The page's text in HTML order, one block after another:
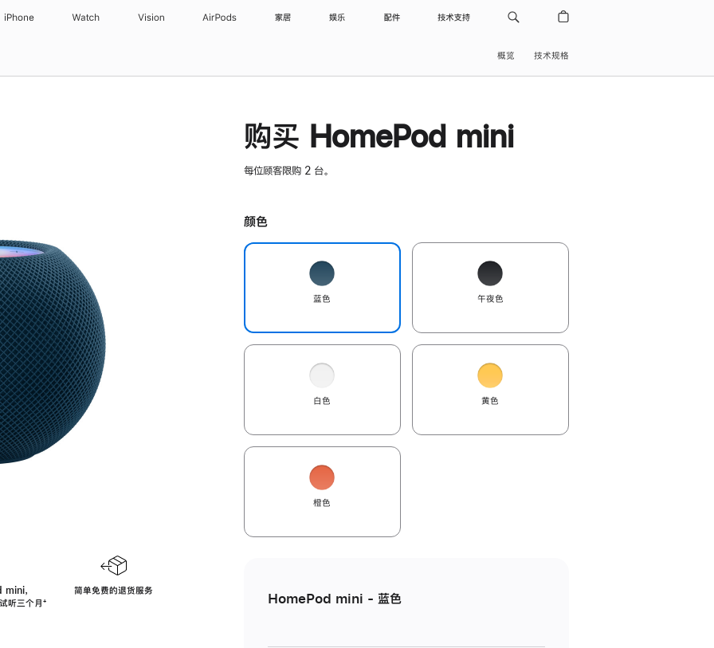
iPhone Watch Vision AirPods 家居 娱乐 配件 技术支持
概览 技术规格
，
听三个月脚
⁺
简单免费的退货服务
购买 HomePod mini
每位顾客限购 2 台。
颜色
蓝色 午夜色
白色 黄色
橙色
HomePod mini - 蓝色